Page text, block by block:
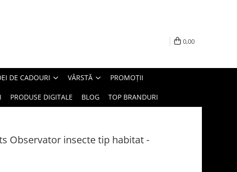
0,00
DE CADOURI VÂRSTĂ PROMOȚII
PRODUSE DIGITALE BLOG TOP BRANDURI
Observator insecte tip habitat -